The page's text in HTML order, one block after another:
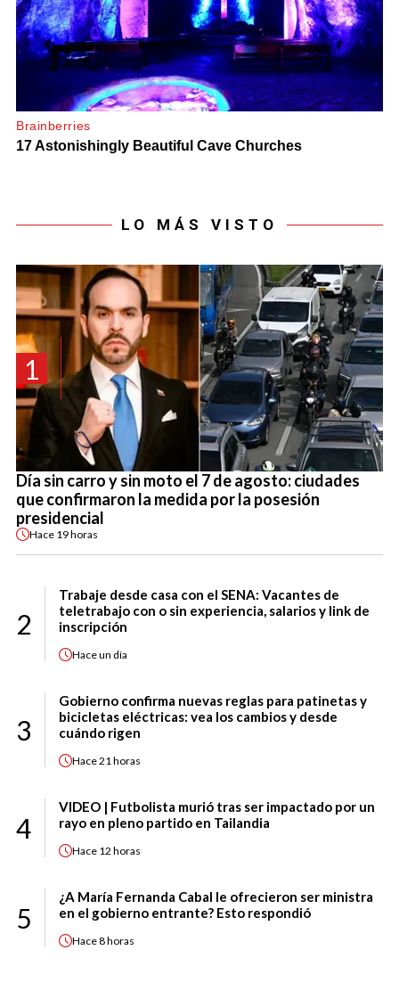
LO MÁS VISTO
1
Día sin carro y sin moto el 7 de agosto: ciudades
que confirmaron la medida por la posesión
presidencial
Hace 19 horas
2
Trabaje desde casa con el SENA: Vacantes de
teletrabajo con o sin experiencia, salarios y link de
inscripción
Haceun día
3
Gobierno confirma nuevas reglas para patinetas y
bicicletas eléctricas: vea los cambios y desde
cuándo rigen
Hace21 horas
4
VIDEO | Futbolista murió tras ser impactado por un
rayo en pleno partido en Tailandia
Hace 12 horas
5
¿A María Fernanda Cabal le ofrecieron ser ministra
en el gobierno entrante? Esto respondió
Hace8 horas